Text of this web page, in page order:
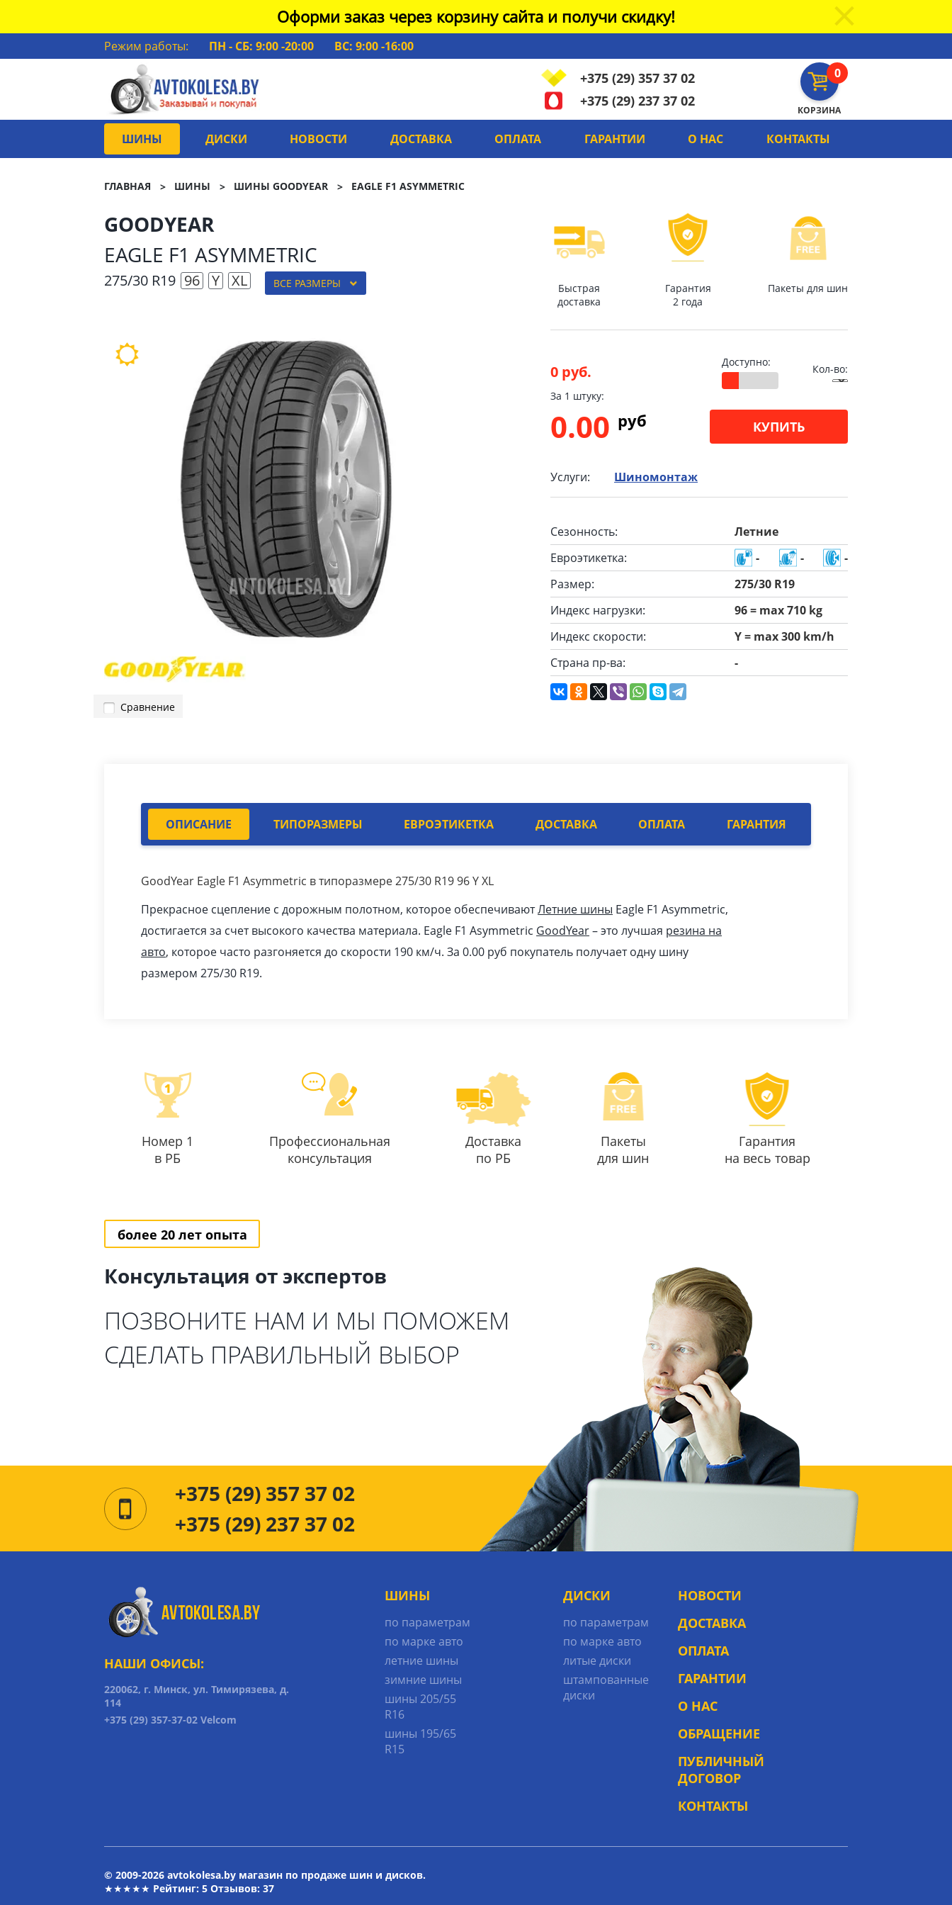
Оформи заказ через корзину сайта и получи скидку!
Режим работы: ПН - СБ: 9:00 -20:00
ВС: 9:00 -16:00
0
КОРЗИНА
+375 (29) 357 37 02
+375 (29) 237 37 02
ШИНЫ ДИСКИ НОВОСТИ ДОСТАВКА ОПЛАТА ГАРАНТИИ О НАС КОНТАКТЫ
ГЛАВНАЯ ШИНЫ ШИНЫ GOODYEAR EAGLE F1 ASYMMETRIC
GOODYEAR
EAGLE F1 ASYMMETRIC
275/30 R19 96 Y XL ВСЕ РАЗМЕРЫ
Сравнение
Быстрая
доставка
Гарантия
2 года
Пакеты для шин
0 руб.
Доступно:
Кол-во:
За 1 штуку:
0.00 pуб КУПИТЬ
Услуги: Шиномонтаж
Сезонность:
Летние
Евроэтикетка:
- -
-
Размер:
275/30 R19
Индекс нагрузки:
96 = max 710 kg
Индекс скорости:
Y = max 300 km/h
Страна пр-ва:
-
ОПИСАНИЕ ТИПОРАЗМЕРЫ ЕВРОЭТИКЕТКА ДОСТАВКА ОПЛАТА ГАРАНТИЯ
GoodYear Eagle F1 Asymmetric в типоразмере 275/30 R19 96 Y XL
Прекрасное сцепление с дорожным полотном, которое обеспечиваютЛетние шины Eagle F1 Asymmetric,
достигается за счет высокого качества материала. Eagle F1 Asymmetric GoodYear– это лучшая резина на
авто, которое часто разгоняется до скорости 190 км/ч. За 0.00 pуб покупатель получает одну шину
размером 275/30 R19.
Номер 1
в РБ
Профессиональная
консультация
Доставка
по РБ
Пакеты
для шин
Гарантия
на весь товар
более 20 лет опыта
Консультация от экспертов
ПОЗВОНИТЕ НАМ И МЫ ПОМОЖЕМ
СДЕЛАТЬ ПРАВИЛЬНЫЙ ВЫБОР
+375 (29) 357 37 02
+375 (29) 237 37 02
НАШИ ОФИСЫ:
220062, г. Минск, ул. Тимирязева, д.
114
+375 (29) 357-37-02 Velcom
ШИНЫ
по параметрам
по марке авто
летние шины
зимние шины
шины 205/55
R16
шины 195/65
R15
ДИСКИ
по параметрам
по марке авто
литые диски
штампованные
диски
НОВОСТИ
ДОСТАВКА
ОПЛАТА
ГАРАНТИИ
О НАС
ОБРАЩЕНИЕ
ПУБЛИЧНЫЙ
ДОГОВОР
КОНТАКТЫ
© 2009-2026 avtokolesa.by магазин по продаже шин и дисков.
★★★★★ Рейтинг: 5 Отзывов: 37